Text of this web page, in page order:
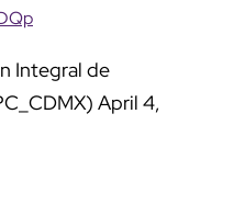
Integral de
April 4,